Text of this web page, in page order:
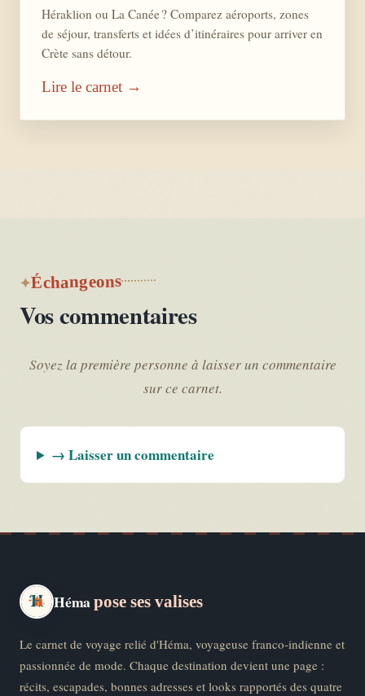
Héraklion ou La Canée ? Comparez aéroports, zones
de séjour, transferts et idées d’itinéraires pour arriver en
Crète sans détour.
Lire le carnet →
Échangeons
Vos commentaires
Soyez la première personne à laisser un commentaire
sur ce carnet.
→ Laisser un commentaire
Hémapose ses valises
Le carnet de voyage relié d'Héma, voyageuse franco-indienne et
passionnée de mode. Chaque destination devient une page :
récits, escapades, bonnes adresses et looks rapportés des quatre